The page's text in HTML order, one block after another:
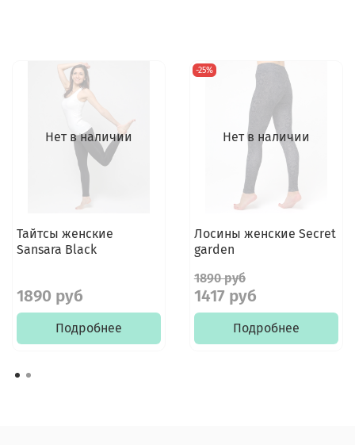
Нет в наличии
Тайтсы женские
Sansara Black
1890 руб
Подробнее
Нет в наличии
-25%
Лосины женские Secret
garden
1890 руб
1417 руб
Подробнее